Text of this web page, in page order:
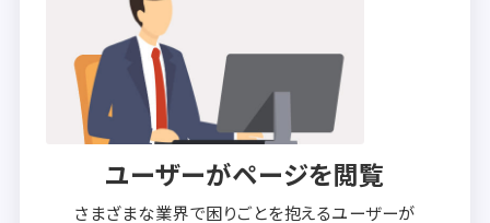
ユーザーがページを閲覧
さまざまな業界で困りごとを抱えるユーザーが